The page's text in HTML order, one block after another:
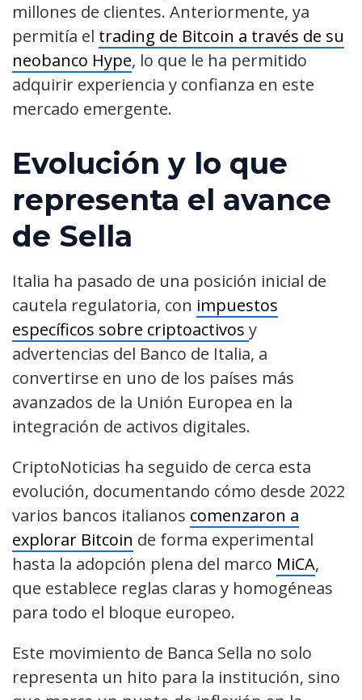
millones de clientes. Anteriormente, ya
permitía el trading de Bitcoin a través de su
neobanco Hype, lo que le ha permitido
adquirir experiencia y confianza en este
mercado emergente.
Evolución y lo que
representa el avance
de Sella
Italia ha pasado de una posición inicial de
cautela regulatoria, con impuestos
específicos sobre criptoactivos y
advertencias del Banco de Italia, a
convertirse en uno de los países más
avanzados de la Unión Europea en la
integración de activos digitales.
CriptoNoticias ha seguido de cerca esta
evolución, documentando cómo desde 2022
varios bancos italianos comenzaron a
explorar Bitcoin de forma experimental
hasta la adopción plena del marco MiCA,
que establece reglas claras y homogéneas
para todo el bloque europeo.
Este movimiento de Banca Sella no solo
representa un hito para la institución, sino